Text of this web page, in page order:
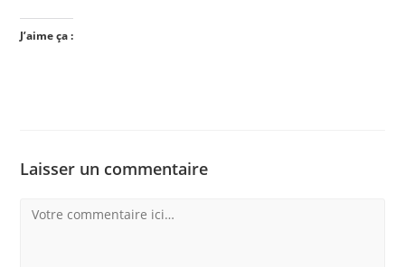
J’aime ça :
Laisser un commentaire
Comment